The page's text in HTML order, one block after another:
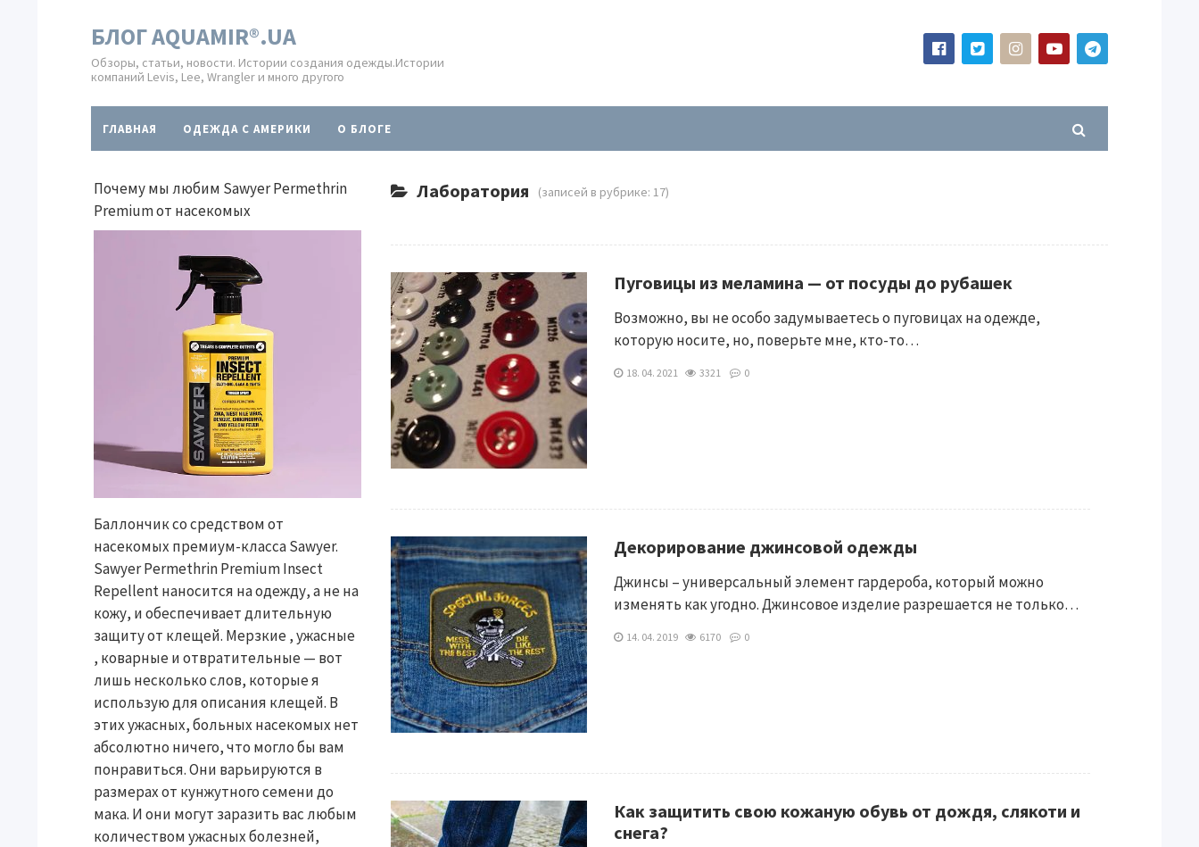
БЛОГ AQUAMIR®.UA
Обзоры, статьи, новости. Истории создания одежды.Истории
компаний Levis, Lee, Wrangler и много другого
ГЛАВНАЯ ОДЕЖДА С АМЕРИКИ O БЛОГЕ
Лаборатория (записей в рубрике: 17)
Пуговицы из меламина — от посуды до рубашек
Возможно, вы не особо задумываетесь о пуговицах на одежде,
которую носите, но, поверьте мне, кто-то…
18. 04. 2021 3321 0
Декорирование джинсовой одежды
Джинсы – универсальный элемент гардероба, который можно
изменять как угодно. Джинсовое изделие разрешается не только…
14. 04. 2019 6170 0
Как защитить свою кожаную обувь от дождя, слякоти и
снега?
Почему мы любим Sawyer Permethrin
Premium от насекомых
Баллончик со средством от
насекомых премиум-класса Sawyer.
Sawyer Permethrin Premium Insect
Repellent наносится на одежду, а не на
кожу, и обеспечивает длительную
защиту от клещей. Мерзкие , ужасные
, коварные и отвратительные — вот
лишь несколько слов, которые я
использую для описания клещей. В
этих ужасных, больных насекомых нет
абсолютно ничего, что могло бы вам
понравиться. Они варьируются в
размерах от кунжутного семени до
мака. И они могут заразить вас любым
количеством ужасных болезней,